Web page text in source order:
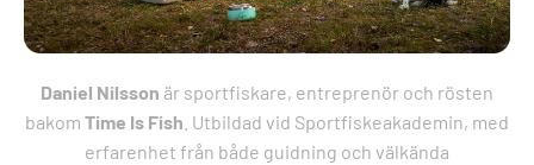
Daniel Nilsson är sportfiskare, entreprenör och rösten
bakom Time Is Fish . Utbildad vid Sportfiskeakademin, med
erfarenhet från både guidning och välkända